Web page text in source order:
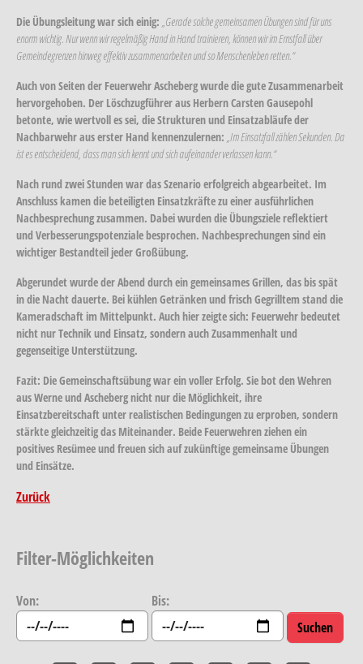
Die Übungsleitung war sich einig: „Gerade solche gemeinsamen Übungen sind für uns
enorm wichtig. Nur wenn wir regelmäßig Hand in Hand trainieren, können wir im Ernstfall über
Gemeindegrenzen hinweg effektiv zusammenarbeiten und so Menschenleben retten.“
Auch von Seiten der Feuerwehr Ascheberg wurde die gute Zusammenarbeit
hervorgehoben. Der Löschzugführer aus Herbern Carsten Gausepohl
betonte, wie wertvoll es sei, die Strukturen und Einsatzabläufe der
Nachbarwehr aus erster Hand kennenzulernen: „Im Einsatzfall zählen Sekunden. Da
ist es entscheidend, dass man sich kennt und sich aufeinander verlassen kann.“
Nach rund zwei Stunden war das Szenario erfolgreich abgearbeitet. Im
Anschluss kamen die beteiligten Einsatzkräfte zu einer ausführlichen
Nachbesprechung zusammen. Dabei wurden die Übungsziele reflektiert
und Verbesserungspotenziale besprochen. Nachbesprechungen sind ein
wichtiger Bestandteil jeder Großübung.
Abgerundet wurde der Abend durch ein gemeinsames Grillen, das bis spät
in die Nacht dauerte. Bei kühlen Getränken und frisch Gegrilltem stand die
Kameradschaft im Mittelpunkt. Auch hier zeigte sich: Feuerwehr bedeutet
nicht nur Technik und Einsatz, sondern auch Zusammenhalt und
gegenseitige Unterstützung.
Fazit: Die Gemeinschaftsübung war ein voller Erfolg. Sie bot den Wehren
aus Werne und Ascheberg nicht nur die Möglichkeit, ihre
Einsatzbereitschaft unter realistischen Bedingungen zu erproben, sondern
stärkte gleichzeitig das Miteinander. Beide Feuerwehren ziehen ein
positives Resümee und freuen sich auf zukünftige gemeinsame Übungen
und Einsätze.
Zurück
Filter-Möglichkeiten
Von: Bis: